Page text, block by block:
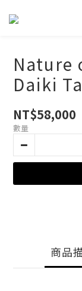
Nature
Daiki
NT$58,000
數量
商品